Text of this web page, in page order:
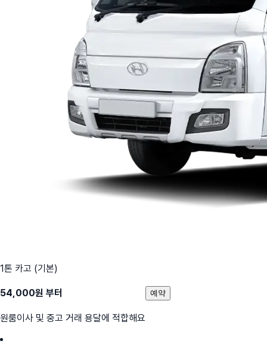
1톤 카고 (기본)
54,000원 부터
원룸이사 및 중고 거래 용달에 적합해요
예약